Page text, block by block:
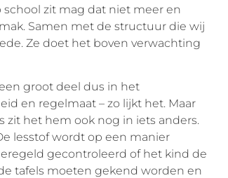
school zit mag dat niet meer en
Samen met de structuur die wij
Ze doet het boven verwachting
groot deel dus in het
en regelmaat – zo lijkt het. Maar
zit het hem ook nog in iets anders.
lesstof wordt op een manier
gecontroleerd of het kind de
tafels moeten gekend worden en